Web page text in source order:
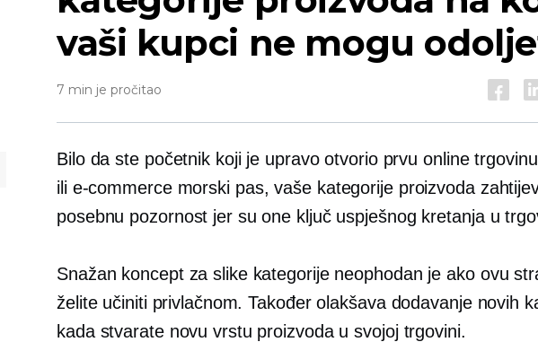
vaši kupci ne mogu
7 min je pročitao
Bilo da ste početnik koji je upravo otvorio prvu online trgovinu
ili e-commercemorski pas, vaše kategorije proizvoda
posebnu pozornost jer su one ključ uspješnog kretanja u
Snažan koncept za slike kategorije neophodan je ako ovu
želite učiniti privlačnom. Također olakšava dodavanje novih
kada stvarate novu vrstu proizvoda u svojoj trgovini.